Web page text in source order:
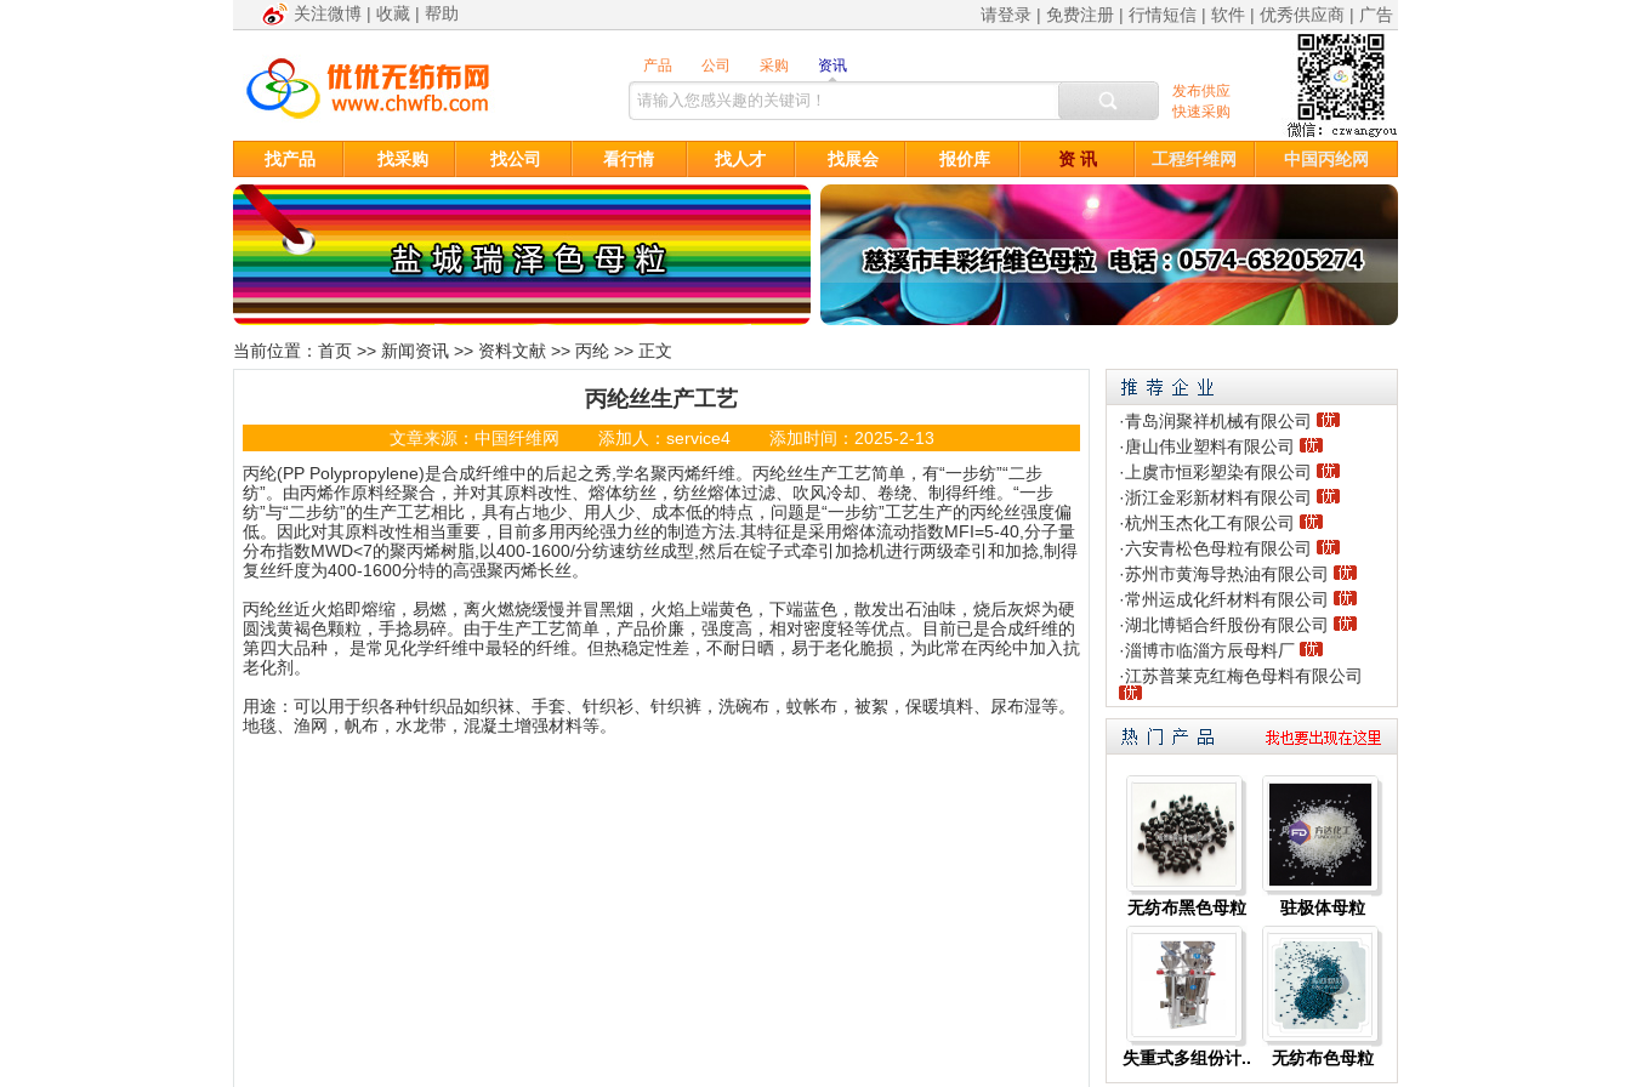
关注微博 | 收藏 | 帮助 请登录 | 免费注册 | 行情短信 | 软件 | 优秀供应商 | 广告
找产品 找采购 找公司 看行情 找人才 找展会 报价库 资 讯 工程纤维网 中国丙纶网
当前位置： 首页 >> 新闻资讯 >> 资料文献 >> 丙纶 >> 正文
丙纶丝生产工艺
文章来源：中国纤维网 添加人：service4 添加时间：2025-2-13
丙纶(PP Polypropylene)是合成纤维中的后起之秀,学名聚丙烯纤维。丙纶丝生产工艺简单，有“一步纺”“二步
纺”。由丙烯作原料经聚合，并对其原料改性、熔体纺丝，纺丝熔体过滤、吹风冷却、卷绕、制得纤维。“一步
纺”与“二步纺”的生产工艺相比，具有占地少、用人少、成本低的特点，问题是“一步纺”工艺生产的丙纶丝强度偏
低。因此对其原料改性相当重要，目前多用丙纶强力丝的制造方法.其特征是采用熔体流动指数MFI=5-40,分子量
分布指数MWD<7的聚丙烯树脂,以400-1600/分纺速纺丝成型,然后在锭子式牵引加捻机进行两级牵引和加捻,制得
复丝纤度为400-1600分特的高强聚丙烯长丝。
丙纶丝近火焰即熔缩，易燃，离火燃烧缓慢并冒黑烟，火焰上端黄色，下端蓝色，散发出石油味，烧后灰烬为硬
圆浅黄褐色颗粒，手捻易碎。由于生产工艺简单，产品价廉，强度高，相对密度轻等优点。目前已是合成纤维的
第四大品种， 是常见化学纤维中最轻的纤维。但热稳定性差，不耐日晒，易于老化脆损，为此常在丙纶中加入抗
老化剂。
用途：可以用于织各种针织品如织袜、手套、针织衫、针织裤，洗碗布，蚊帐布，被絮，保暖填料、尿布湿等。
地毯、渔网，帆布，水龙带，混凝土增强材料等。
·青岛润聚祥机械有限公司
· 唐山伟业塑料有限公司
· 上虞市恒彩塑染有限公司
·浙江金彩新材料有限公司
·杭州玉杰化工有限公司
·六安青松色母粒有限公司
·苏州市黄海导热油有限公司
·常州运成化纤材料有限公司
·湖北博韬合纤股份有限公司
·淄博市临淄方辰母料厂
·江苏普莱克红梅色母料有限公司
无纺布黑色母粒 驻极体母粒
失重式多组份计.. 无纺布色母粒